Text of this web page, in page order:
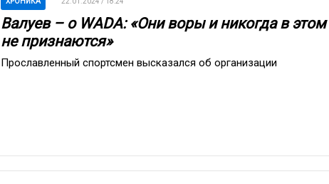
Валуев – о WADA: «Они воры и никогда в этом
не признаются»
Прославленный спортсмен высказался об организации